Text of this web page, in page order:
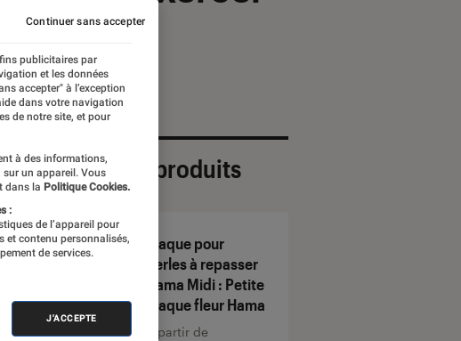
Sélection de produits
Plaque pour
perles à repasser
Hama Midi : Petite
plaque fleur Hama
À partir de
publicitaires par
et les données
accepter" à l’exception
dans votre navigation
de notre site, et pour
à des informations,
sur un appareil. Vous
dans la Politique Cookies.
:
de l’appareil pour
et contenu personnalisés,
de services.
J'ACCEPTE
Continuer sans accepter